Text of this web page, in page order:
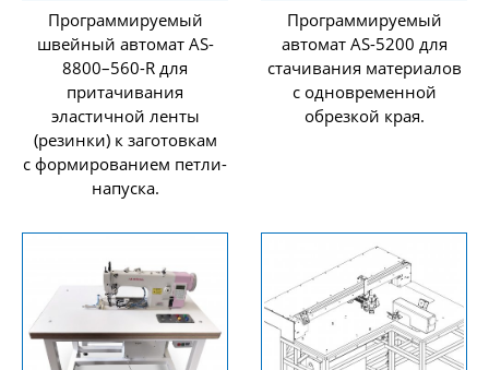
Программируемый
швейный автомат AS-
8800–560-R для
притачивания
эластичной ленты
(резинки) к заготовкам
с формированием петли-
напуска.
Программируемый
автомат AS-5200 для
стачивания материалов
с одновременной
обрезкой края.